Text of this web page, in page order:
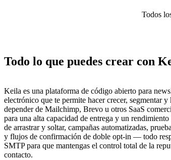
Todos
Todo lo que puedes crear con
Keila es una plataforma de código abierto para
electrónico que te permite hacer crecer, segmentar
depender de Mailchimp, Brevo u otros SaaS
para una alta capacidad de entrega y un
de arrastrar y soltar, campañas automatizadas,
y flujos de confirmación de doble opt-in — todo
SMTP para que mantengas el control total de la
contacto.